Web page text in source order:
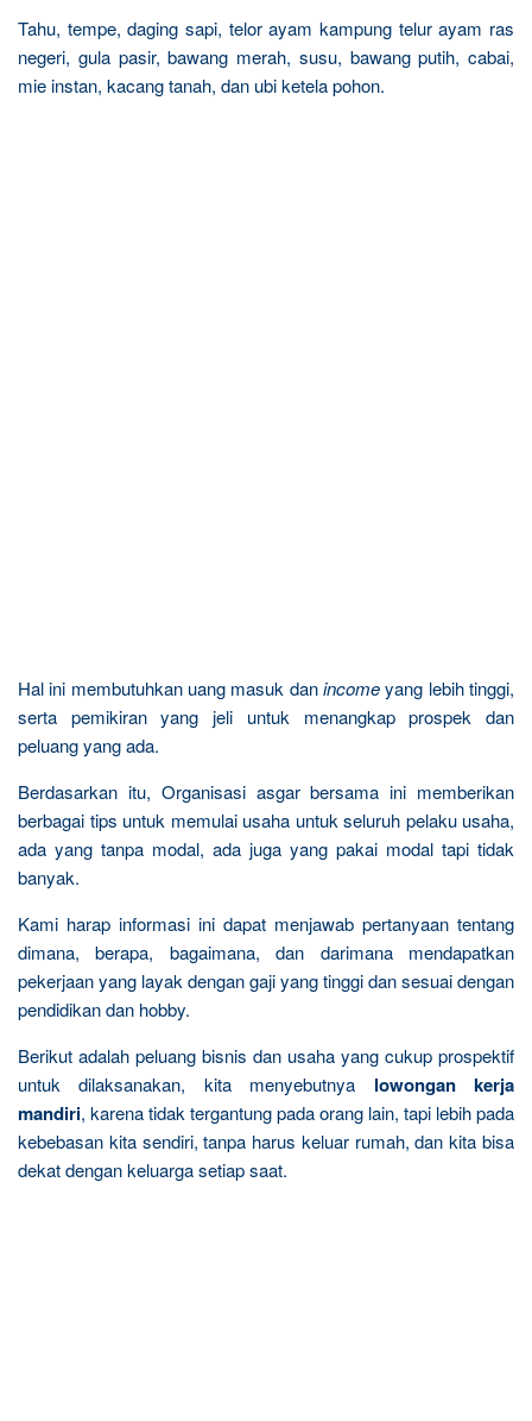
Tahu, tempe, daging sapi, telor ayam kampung telur ayam ras
negeri, gula pasir, bawang merah, susu, bawang putih, cabai,
mie instan, kacang tanah, dan ubi ketela pohon.
Hal ini membutuhkan uang masuk danincomeyang lebih tinggi,
serta pemikiran yang jeli untuk menangkap prospek dan
peluang yang ada.
Berdasarkan itu, Organisasi asgar bersama ini memberikan
berbagai tips untuk memulai usaha untuk seluruh pelaku usaha,
ada yang tanpa modal, ada juga yang pakai modal tapi tidak
banyak.
Kami harap informasi ini dapat menjawab pertanyaan tentang
dimana, berapa, bagaimana, dan darimana mendapatkan
pekerjaan yang layak dengan gaji yang tinggi dan sesuai dengan
pendidikan dan hobby.
Berikut adalah peluang bisnis dan usaha yang cukup prospektif
untuk dilaksanakan, kita menyebutnya lowongan kerja
mandiri, karena tidak tergantung pada orang lain, tapi lebih pada
kebebasan kita sendiri, tanpa harus keluar rumah, dan kita bisa
dekat dengan keluarga setiap saat.